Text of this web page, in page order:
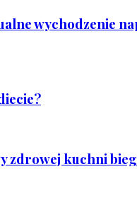
wychodzenie
zdrowej kuchni